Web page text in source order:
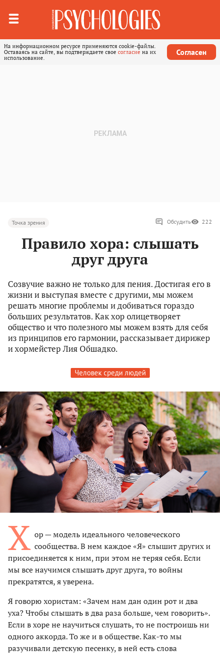
На информационном ресурсе применяются cookie-файлы.
Оставаясь на сайте, вы подтверждаете свое согласие на их
использование.
Согласен
Точка зрения Обсудить 222
Правило хора: слышать
друг друга
Созвучие важно не только для пения. Достигая его в
жизни и выступая вместе с другими, мы можем
решать многие проблемы и добиваться гораздо
больших результатов. Как хор олицетворяет
общество и что полезного мы можем взять для себя
из принципов его гармонии, рассказывает дирижер
и хормейстер Лия Обшадко.
Человек среди людей
Х ор — модель идеального человеческого
сообщества. В нем каждое «Я» слышит других и
присоединяется к ним, при этом не теряя себя. Если
мы все научимся слышать друг друга, то войны
прекратятся, я уверена.
Я говорю хористам: «Зачем нам дан один рот и два
уха? Чтобы слышать в два раза больше, чем говорить».
Если в хоре не научиться слушать, то не построишь ни
одного аккорда. То же и в обществе. Как-то мы
разучивали детскую песенку, в ней есть слова